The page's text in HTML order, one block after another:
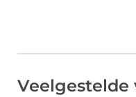
Veelgestelde